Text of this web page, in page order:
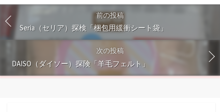
前の投稿
Seria（セリア）探検「梱包用緩衝シート袋」
次の投稿
DAISO（ダイソー）探険「羊毛フェルト」